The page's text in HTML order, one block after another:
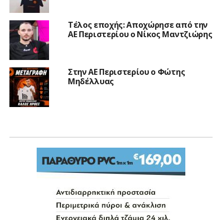
Τέλος εποχής: Αποχώρησε από την
ΑΕ Περιστερίου ο Νίκος Μαντζιώρης
Στην ΑΕ Περιστερίου ο Φώτης
Μηδέλλυας
A' Ε.Π.Σ.Α.
Σάκης Βερούτης: Ο Ατρόμητος
Μεταμόρφωσης γράφει
ιστορία…